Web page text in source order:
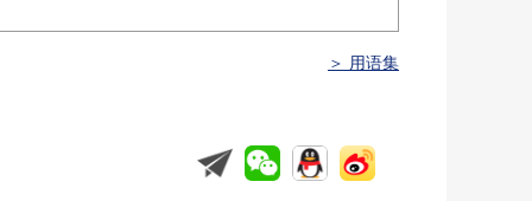
＞ 用语集